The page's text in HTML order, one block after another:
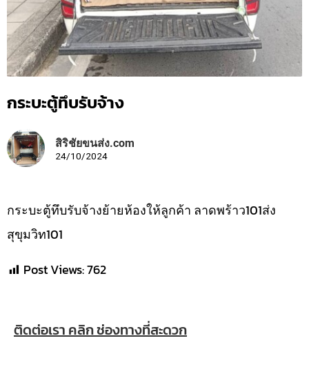
กระบะตู้ทึบรับจ้าง
สิริชัยขนส่ง.com
24/10/2024
กระบะตู้ทึบรับจ้างย้ายห้องให้ลูกค้า ลาดพร้าว101ส่ง
สุขุมวิท101
Post Views:762
ติดต่อเรา คลิก ช่องทางที่สะดวก